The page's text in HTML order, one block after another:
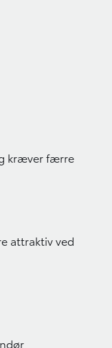
kræver færre
attraktiv ved